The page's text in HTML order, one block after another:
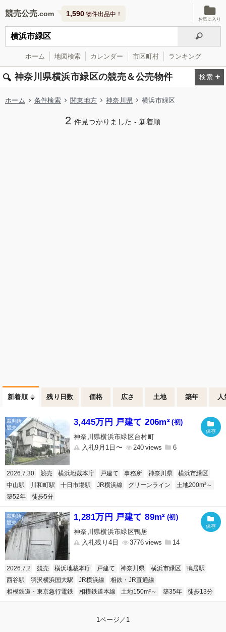
競売公売 1,590 物件出品中！
お気に入り
ホーム 地図検索 カレンダー 市区町村 ランキング
神奈川県横浜市緑区の競売＆公売物件
ホーム 条件検索 関東地方 神奈川県 横浜市緑区
2 件見つかりました - 新着順
新着順 残り日数 価格 広さ 土地 築年 人
3,445万円 戸建て 206m² (初)
神奈川県横浜市緑区台村町
入札9月1日〜
240 6
2026.7.30 競売 横浜地裁本庁 戸建て 事務所 神奈川県
横浜市緑区
中山駅
川和町駅 十日市場駅 JR横浜線 グリーンライン
土地200m²～
築52年
徒歩5分
1,281万円 戸建て 89m² (初)
神奈川県横浜市緑区鴨居
入札残り4日
3776 14
2026.7.2 競売 横浜地裁本庁 戸建て 神奈川県 横浜市緑区
鴨居駅
西谷駅
羽沢横浜国大駅 JR横浜線
相鉄・JR直通線
相模鉄道・東京急行電鉄
相模鉄道本線 土地150m²～ 築35年 徒歩13分
1ページ／1